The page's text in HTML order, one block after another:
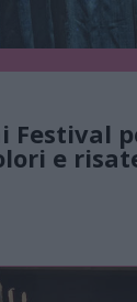
Festival
e